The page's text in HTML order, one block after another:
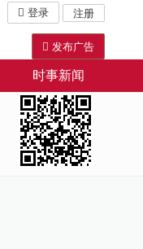
登录 注册
发布广告
时事新闻